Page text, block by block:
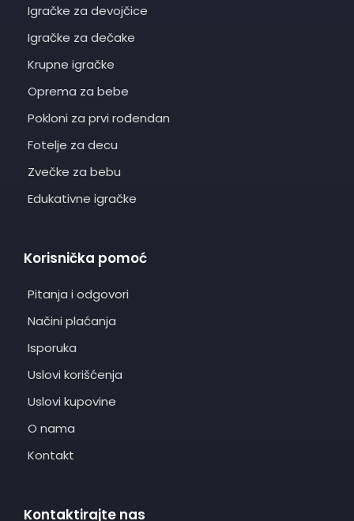
Igračke za devojčice
Igračke za dečake
Krupne igračke
Oprema za bebe
Pokloni za prvi rođendan
Fotelje za decu
Zvečke za bebu
Edukativne igračke
Korisnička pomoć
Pitanja i odgovori
Načini plaćanja
Isporuka
Uslovi korišćenja
Uslovi kupovine
O nama
Kontakt
Kontaktirajte nas